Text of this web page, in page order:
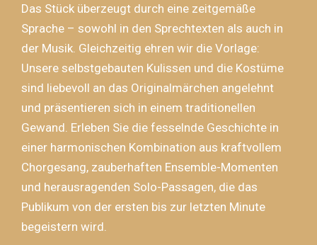
Das Stück überzeugt durch eine zeitgemäße
Sprache – sowohl in den Sprechtexten als auch in
der Musik. Gleichzeitig ehren wir die Vorlage:
Unsere selbstgebauten Kulissen und die Kostüme
sind liebevoll an das Originalmärchen angelehnt
und präsentieren sich in einem traditionellen
Gewand. Erleben Sie die fesselnde Geschichte in
einer harmonischen Kombination aus kraftvollem
Chorgesang, zauberhaften Ensemble-Momenten
und herausragenden Solo-Passagen, die das
Publikum von der ersten bis zur letzten Minute
begeistern wird.